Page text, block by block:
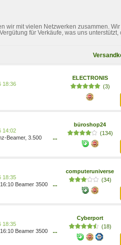
wir mit vielen Netzwerken zusammen.
für Verkäufe, was uns unterstützt,
18:36
ELECTRONIS
(3)
14:02
Beamer, 3.500
...
büroshop24
(134)
18:35
Beamer 3500
...
computeruniverse
(34)
18:35
Beamer 3500
...
Cyberport
(18)